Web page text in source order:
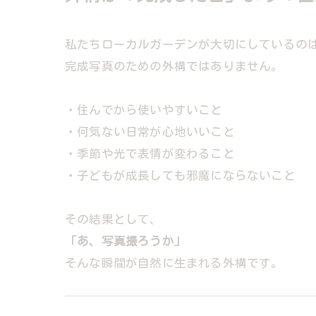
私たちローカルガーデンが大切にしているの
完成写真のための外構ではありません。
・住んでから使いやすいこと
・何気ない日常が心地いいこと
・季節や光で表情が変わること
・子どもが成長しても邪魔にならないこと
その結果として、
「あ、写真撮ろうか」
そんな瞬間が自然に生まれる外構です。